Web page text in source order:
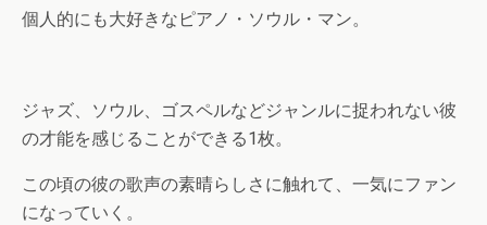
個人的にも大好きなピアノ・ソウル・マン。
ジャズ、ソウル、ゴスペルなどジャンルに捉われない彼
の才能を感じることができる1枚。
この頃の彼の歌声の素晴らしさに触れて、一気にファン
になっていく。